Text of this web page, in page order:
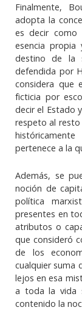
Finalmente,
adopta la
es decir como
esencia
destino de la
defendida por
considera que
ficticia por
decir el Estado
respeto al resto
pertenece a la
Además, se
noción de
política
presentes en
atributos o
que consideró
de los
cualquier suma
lejos en esa
a toda la vida
contenido la